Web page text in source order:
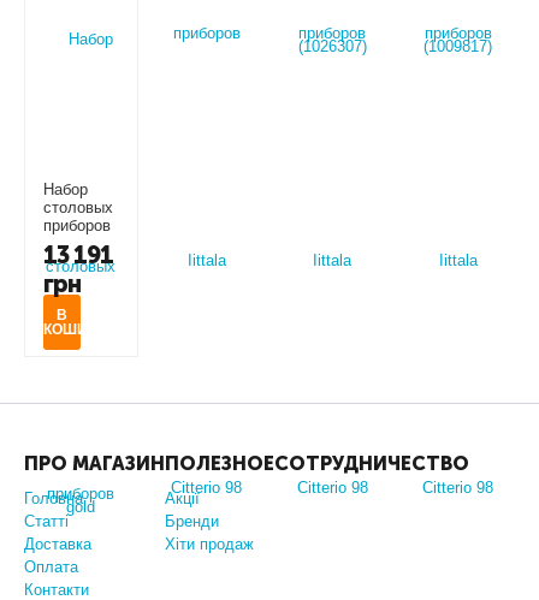
Набор
столовых
приборов
Iittala
Citterio 98
24 шт.
gold
(1026304)
13 191
грн
В
КОШИК
ПРО МАГАЗИН
Головна
Статті
Доставка
Оплата
Контакти
ПОЛЕЗНОЕ
Акції
Бренди
Хіти продаж
СОТРУДНИЧЕСТВО